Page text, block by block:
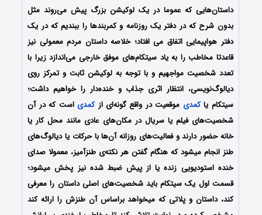
داستان‌هایی که عموما در یک لوکیشن بزرگ پیش می‌روند مثل
بدون شرح که در دفتر یک روزنامه و کمربندها را ببندیم که در یک
دفتر هواپیمایی اتفاق می افتاد؛ خلاصه‌ داستان مردم معمولی نیز
قاعدتا مخاطب را به ‌یاد سیتکام‌های موفق خارجی می‌اندازد زیرا با
تعدد شخصیت مواجهیم و با توجه به لوکیشن ثابت و تمرکز روی
دیالوگ‌نویسی، انتظار اثری جذاب و خنده‌دار را خواهیم داشت؛
سیتکام یاکمدی موقعیت در واقع گونه‌ای ازکمدی است که در آن
شخصیت‌های فیلم یا سریال در مکان‌های عادی مانند محل کار یا
خانه حضور دارند و فعالیت‌های روزانه آن‌ها با حرکات یا دیالوگ‌های
طنز انجام میشود که هنگام گفتن هر نکته‌ی طنزآمیز، معمولا صدای
خنده استودیویی زنده یا از پیش ضبط شده نیز پخش میشود؛
قسمت اول یک سیتکام باید شخصیت‌های اصلی داستان را معرفی
کند، داستان و پلاتی که میخواهد براساس آن طنزش را ارائه کند